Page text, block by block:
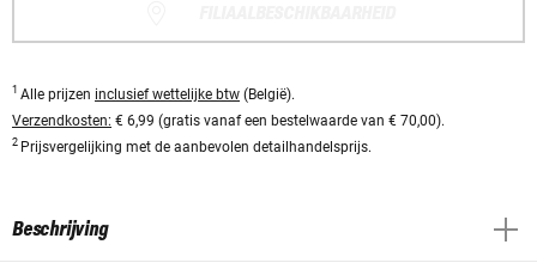
1 Alle prijzen inclusief wettelijke btw (België).
Verzendkosten: € 6,99 (gratis vanaf een bestelwaarde van € 70,00).
2 Prijsvergelijking met de aanbevolen detailhandelsprijs.
Beschrijving